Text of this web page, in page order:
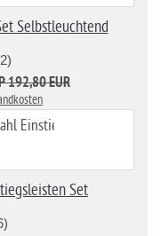
Selbstleuchtend
192,80 EUR
Set